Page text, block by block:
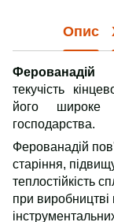
Опис
текучість
його широке
господарства.
Ферованадій
старіння,
теплостійкість
при виробництві